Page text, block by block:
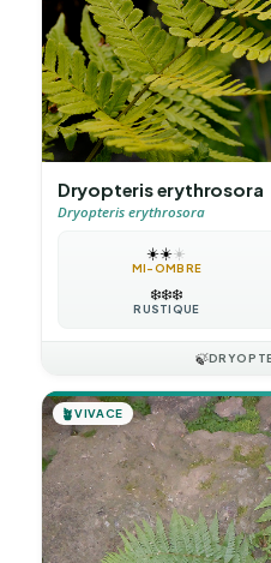
Dryopteris erythrosora
Dryopteris erythrosora
☀️☀️☀️
MI-OMBRE
❄️❄️❄️
RUSTIQUE
🍃
🪴VIVACE